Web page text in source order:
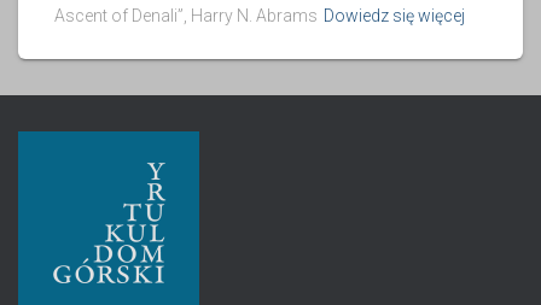
Ascent of Denali”, Harry N. Abrams Dowiedz się więcej